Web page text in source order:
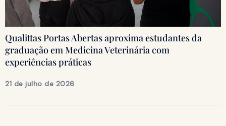
Qualittas Portas Abertas aproxima estudantes da
graduação em Medicina Veterinária com
experiências práticas
21 de julho de 2026